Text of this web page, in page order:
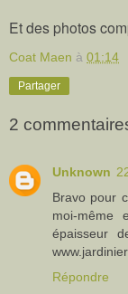
Et des photos
Coat Maen à 01:14
Partager
2
Unknown
Bravo pour
moi-même
épaisseur
Répondre